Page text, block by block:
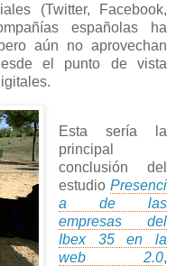
(Twitter, Facebook,
españolas ha
aún no aprovechan
el punto de vista
Esta sería la
principal
conclusión del
estudio Presenci
a de las
empresas del
Ibex 35 en la
web 2.0,